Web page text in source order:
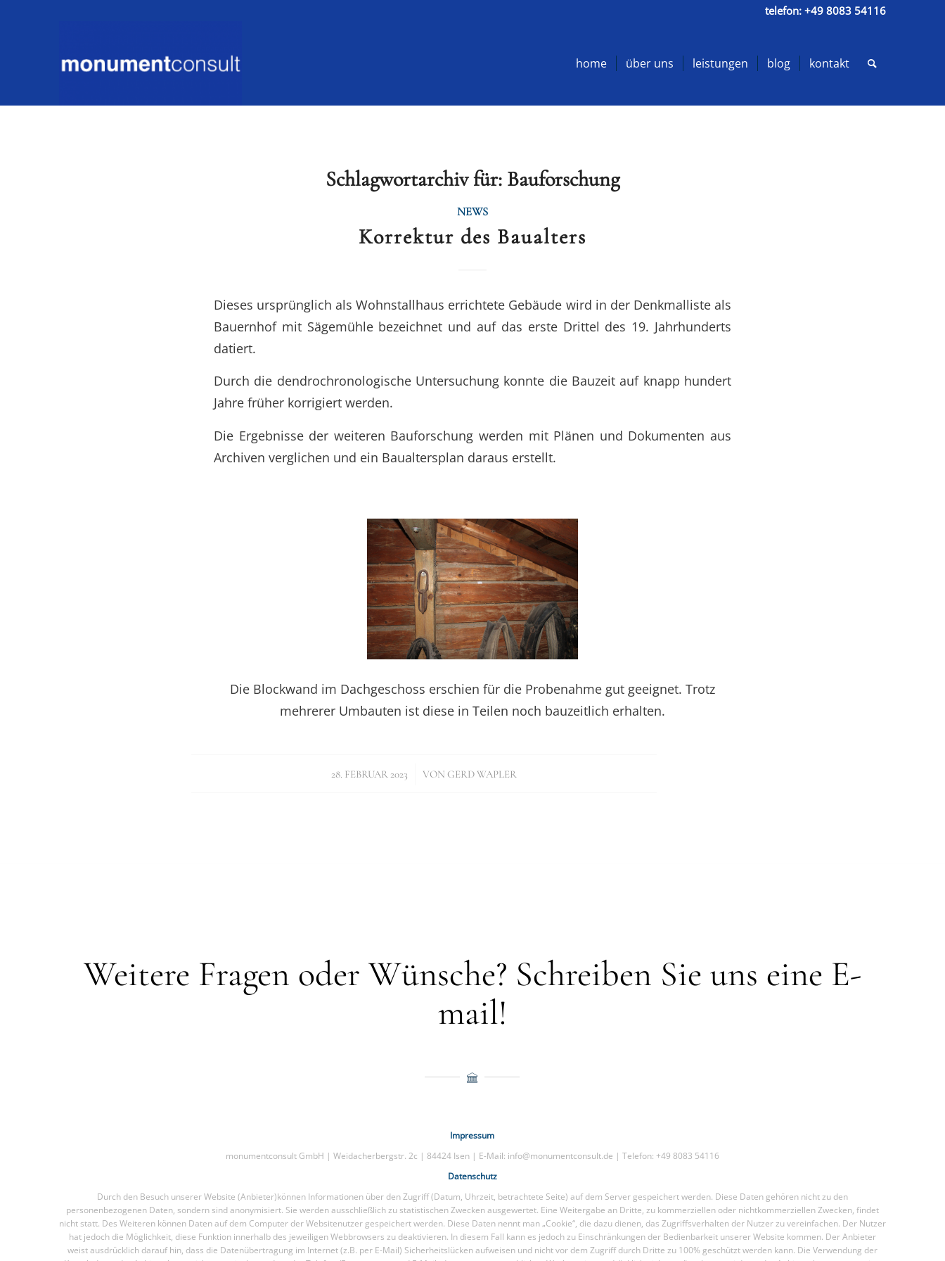
telefon:+49 8083 54116
home über uns leistungen blog kontakt
Schlagwortarchiv für: Bauforschung
NEWS
Korrektur des Baualters
Dieses ursprünglich als Wohnstallhaus errichtete Gebäude wird in der Denkmalliste als
Bauernhof mit Sägemühle bezeichnet und auf das erste Drittel des 19. Jahrhunderts
datiert.
Durch die dendrochronologische Untersuchung konnte die Bauzeit auf knapp hundert
Jahre früher korrigiert werden.
Die Ergebnisse der weiteren Bauforschung werden mit Plänen und Dokumenten aus
Archiven verglichen und ein Baualtersplan daraus erstellt.
Die Blockwand im Dachgeschoss erschien für die Probenahme gut geeignet. Trotz
mehrerer Umbauten ist diese in Teilen noch bauzeitlich erhalten.
28. FEBRUAR 2023
/ VONGERD WAPLER
Weitere Fragen oder Wünsche? Schreiben Sie uns eine E-
mail!
Impressum
monumentconsult GmbH | Weidacherbergstr. 2c | 84424 Isen | E-Mail: info@monumentconsult.de | Telefon: +49 8083 54116
Datenschutz
Durch den Besuch unserer Website (Anbieter)können Informationen über den Zugriff (Datum, Uhrzeit, betrachtete Seite) auf dem Server gespeichert werden. Diese Daten gehören nicht zu den
personenbezogenen Daten, sondern sind anonymisiert. Sie werden ausschließlich zu statistischen Zwecken ausgewertet. Eine Weitergabe an Dritte, zu kommerziellen oder nichtkommerziellen Zwecken, findet
nicht statt. Des Weiteren können Daten auf dem Computer der Websitenutzer gespeichert werden. Diese Daten nennt man „Cookie“, die dazu dienen, das Zugriffsverhalten der Nutzer zu vereinfachen. Der Nutzer
hat jedoch die Möglichkeit, diese Funktion innerhalb des jeweiligen Webbrowsers zu deaktivieren. In diesem Fall kann es jedoch zu Einschränkungen der Bedienbarkeit unserer Website kommen. Der Anbieter
weist ausdrücklich darauf hin, dass die Datenübertragung im Internet (z.B. per E-Mail) Sicherheitslücken aufweisen und nicht vor dem Zugriff durch Dritte zu 100% geschützt werden kann. Die Verwendung der